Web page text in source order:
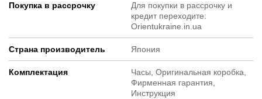
Покупка в рассрочку
Для покупки в рассрочку и
кредит переходите:
Orientukraine.in.ua
Страна производитель Япония
Комплектация
Часы, Оригинальная коробка,
Фирменная гарантия,
Инструкция